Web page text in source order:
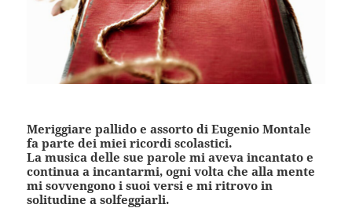
Meriggiare pallido e assorto di Eugenio Montale
fa parte dei miei ricordi scolastici.
La musica delle sue parole mi aveva incantato e
continua a incantarmi, ogni volta che alla mente
mi sovvengono i suoi versi e mi ritrovo in
solitudine a solfeggiarli.